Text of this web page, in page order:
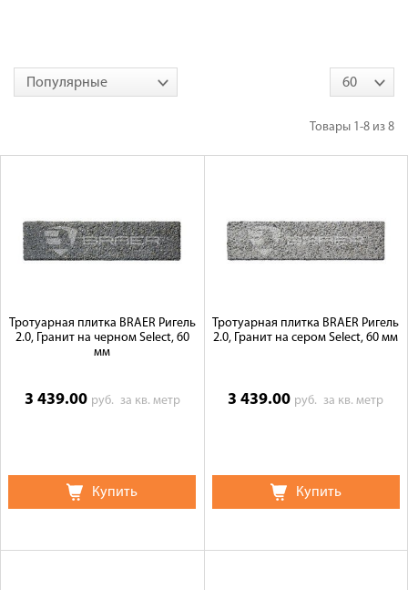
Популярные 60
Товары 1-8 из 8
Тротуарная плитка BRAER Ригель
2.0, Гранит на черном Select, 60
мм
3 439.00 руб. за кв. метр
Купить
Тротуарная плитка BRAER Ригель
2.0, Гранит на сером Select, 60 мм
3 439.00 руб.за кв. метр
Купить